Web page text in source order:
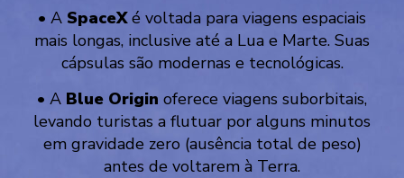
• A SpaceXé voltada para viagens espaciais
mais longas, inclusive até a Lua e Marte. Suas
cápsulas são modernas e tecnológicas.
• A Blue Origin oferece viagens suborbitais,
levando turistas a flutuar por alguns minutos
em gravidade zero (ausência total de peso)
antes de voltarem à Terra.